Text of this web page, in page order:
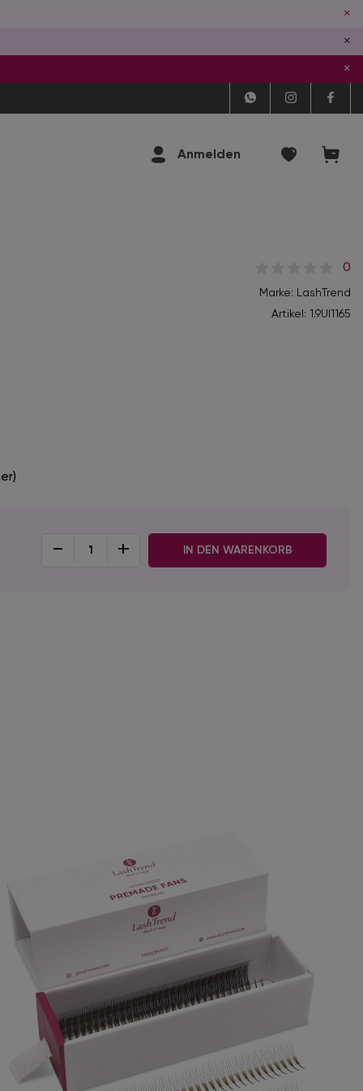
×
×
×
Anmelden
0
Marke: LashTrend
Artikel: 1.9Ul1165
- + IN DEN WARENKORB